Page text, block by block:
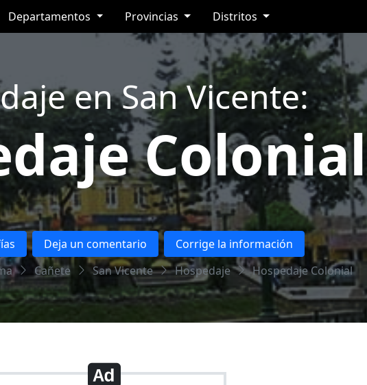
Departamentos Provincias Distritos
en San Vicente:
Colonial
Deja un comentario
Corrige la información
Cañete San Vicente Hospedaje Hospedaje Colonial